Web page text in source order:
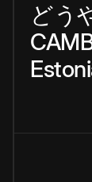
どう